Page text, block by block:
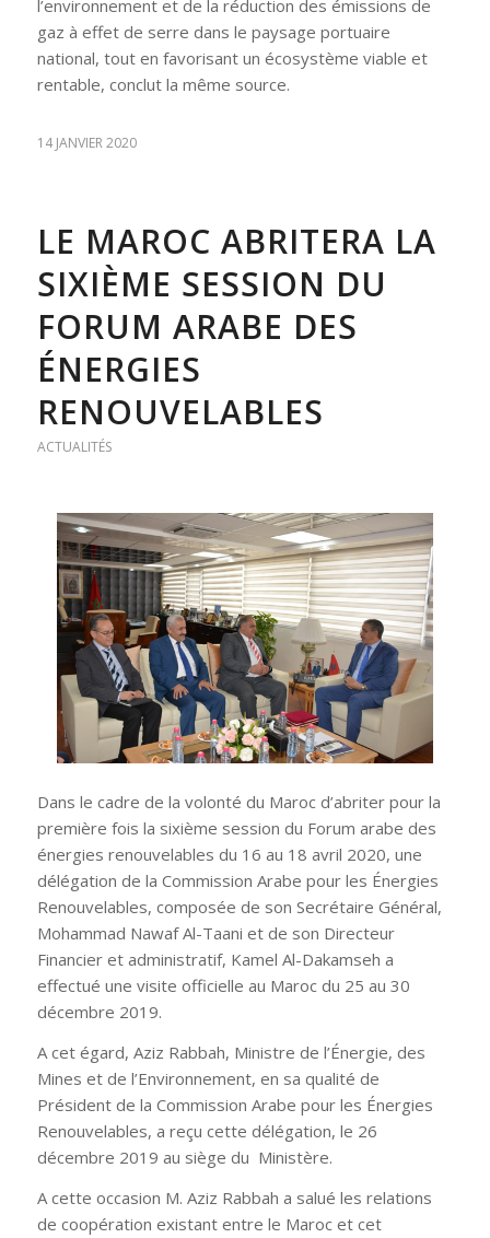
l’environnement et de la réduction des émissions de
gaz à effet de serre dans le paysage portuaire
national, tout en favorisant un écosystème viable et
rentable, conclut la même source.
14 JANVIER 2020
LE MAROC ABRITERA LA
SIXIÈME SESSION DU
FORUM ARABE DES
ÉNERGIES
RENOUVELABLES
ACTUALITÉS
Dans le cadre de la volonté du Maroc d’abriter pour la
première fois la sixième session du Forum arabe des
énergies renouvelables du 16 au 18 avril 2020, une
délégation de la Commission Arabe pour les Énergies
Renouvelables, composée de son Secrétaire Général,
Mohammad Nawaf Al-Taani et de son Directeur
Financier et administratif, Kamel Al-Dakamseh a
effectué une visite officielle au Maroc du 25 au 30
décembre 2019.
A cet égard, Aziz Rabbah, Ministre de l’Énergie, des
Mines et de l’Environnement, en sa qualité de
Président de la Commission Arabe pour les Énergies
Renouvelables, a reçu cette délégation, le 26
décembre 2019 au siège du Ministère.
A cette occasion M. Aziz Rabbah a salué les relations
de coopération existant entre le Maroc et cet